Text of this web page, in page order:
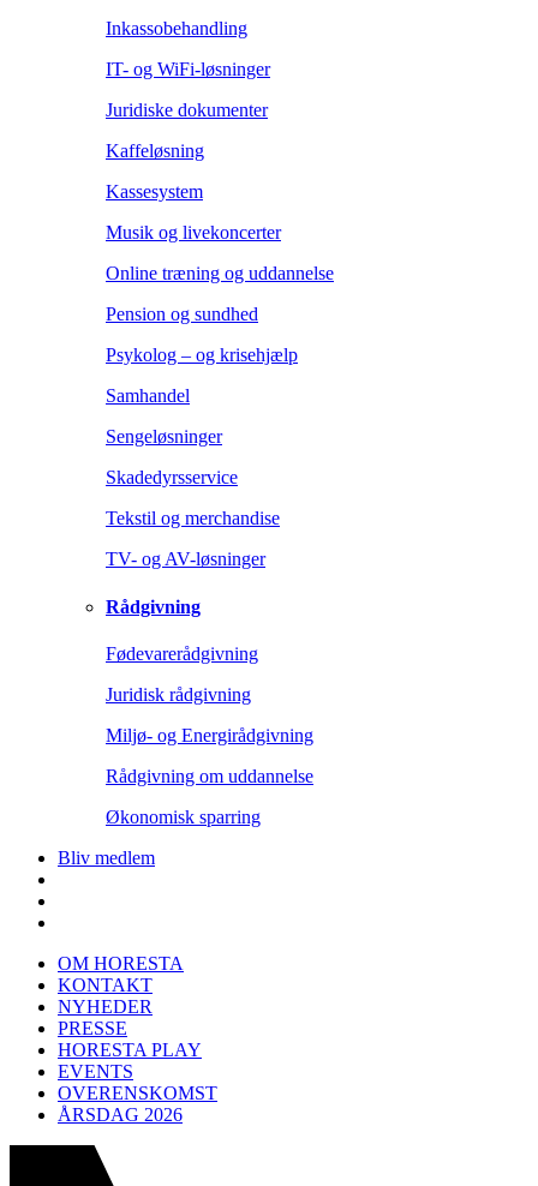
Inkassobehandling
IT- og WiFi-løsninger
Juridiske dokumenter
Kaffeløsning
Kassesystem
Musik og livekoncerter
Online træning og uddannelse
Pension og sundhed
Psykolog – og krisehjælp
Samhandel
Sengeløsninger
Skadedyrsservice
Tekstil og merchandise
TV- og AV-løsninger
Rådgivning
Fødevarerådgivning
Juridisk rådgivning
Miljø- og Energirådgivning
Rådgivning om uddannelse
Økonomisk sparring
Bliv medlem
OM HORESTA
KONTAKT
NYHEDER
PRESSE
HORESTA PLAY
EVENTS
OVERENSKOMST
ÅRSDAG 2026